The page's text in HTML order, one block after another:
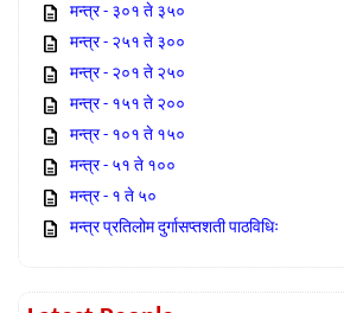
मन्त्र - ३०१ ते ३५०
मन्त्र - २५१ ते ३००
मन्त्र - २०१ ते २५०
मन्त्र - १५१ ते २००
मन्त्र - १०१ ते १५०
मन्त्र - ५१ ते १००
मन्त्र - १ ते ५०
मन्त्र प्रतिलोम दुर्गासप्तशती पाठविधिः